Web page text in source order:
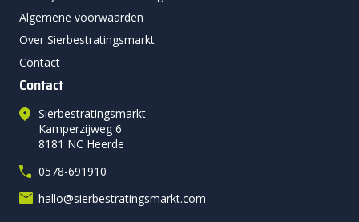
Algemene voorwaarden
Over Sierbestratingsmarkt
Contact
Contact
Sierbestratingsmarkt
Kamperzijweg 6
8181 NC Heerde
0578-691910
hallo@sierbestratingsmarkt.com